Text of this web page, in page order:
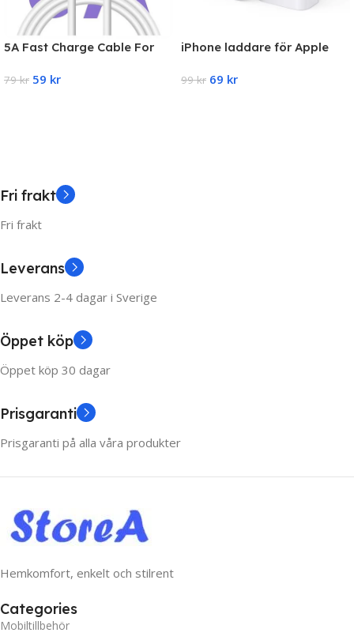
5A Fast Charge Cable For
Kabel
79kr 59 kr
iPhone laddare för Apple
strömadapter 20W PD Vit
99kr 69 kr
Fri frakt
Fri frakt
Leverans
Leverans 2-4 dagar i Sverige
Öppet köp
Öppet köp 30 dagar
Prisgaranti
Prisgaranti på alla våra produkter
Hemkomfort, enkelt och stilrent
Categories
Mobiltillbehör